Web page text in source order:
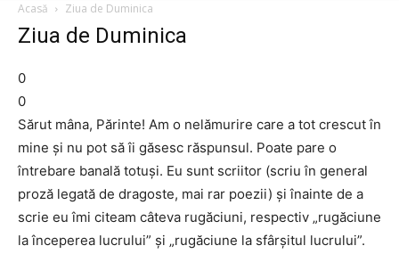
Acasă
Ziua de Duminica
Ziua de Duminica
0
0
Sărut mâna, Părinte! Am o nelămurire care a tot crescut în
mine şi nu pot să îi găsesc răspunsul. Poate pare o
întrebare banală totuşi. Eu sunt scriitor (scriu în general
proză legată de dragoste, mai rar poezii) şi înainte de a
scrie eu îmi citeam câteva rugăciuni, respectiv „rugăciune
la începerea lucrului” şi „rugăciune la sfârşitul lucrului”.